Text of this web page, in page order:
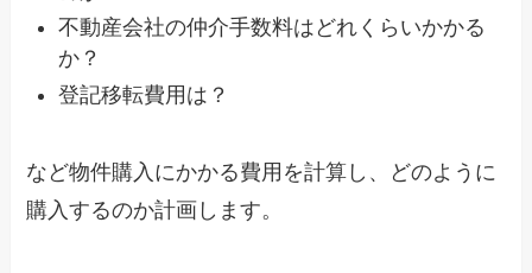
不動産会社の仲介手数料はどれくらいかかる
か？
登記移転費用は？
など物件購入にかかる費用を計算し、どのように
購入するのか計画します。